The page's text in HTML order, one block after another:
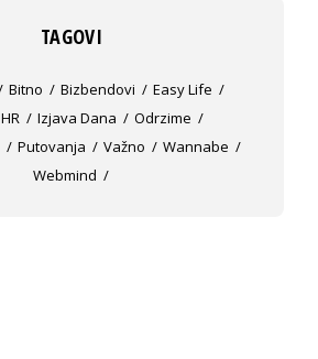
TAGOVI
Bitno Bizbendovi
Easy Life
HR Izjava Dana
Odrzime
Putovanja Važno
Wannabe
Webmind